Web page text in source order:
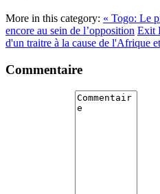
More in this category: « Togo: Le
encore au sein de l’opposition Exit
d'un traitre à la cause de l'Afrique
Commentaire